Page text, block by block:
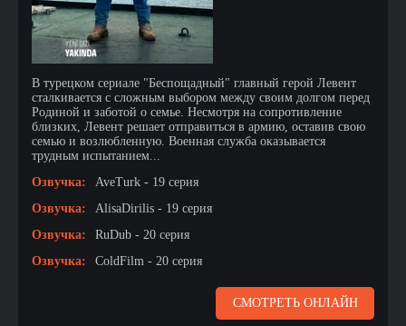
В турецком сериале "Беспощадный" главный герой Левент
сталкивается с сложным выбором между своим долгом перед
Родиной и заботой о семье. Несмотря на сопротивление
близких, Левент решает отправиться в армию, оставив свою
семью и возлюбленную. Военная служба оказывается
трудным испытанием...
Озвучка:
AveTurk - 19 серия
Озвучка:
AlisaDirilis - 19 серия
Озвучка:
RuDub - 20 серия
Озвучка:
ColdFilm - 20 серия
СМОТРЕТЬ ОНЛАЙН